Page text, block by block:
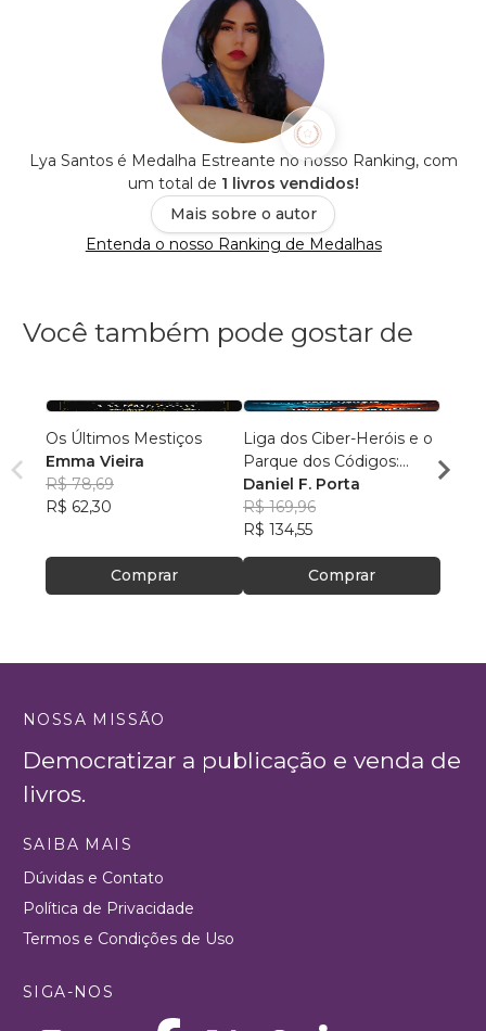
Lya Santos é Medalha Estreante no nosso Ranking, com
um total de 1 livros vendidos!
Mais sobre o autor
Entenda o nosso Ranking de Medalhas
Você também pode gostar de
Os Últimos Mestiços
Emma Vieira
R$ 78,69
R$ 62,30
Comprar
Liga dos Ciber-Heróis e o
Parque dos Códigos:
Rumo ao Desconhecido
Daniel F. Porta
R$ 169,96
R$ 134,55
Comprar
R$
NOSSA MISSÃO
Democratizar a publicação e venda de
livros.
SAIBA MAIS
Dúvidas e Contato
Política de Privacidade
Termos e Condições de Uso
SIGA-NOS